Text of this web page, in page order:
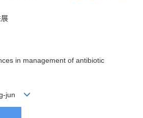
in management of antibiotic
jun